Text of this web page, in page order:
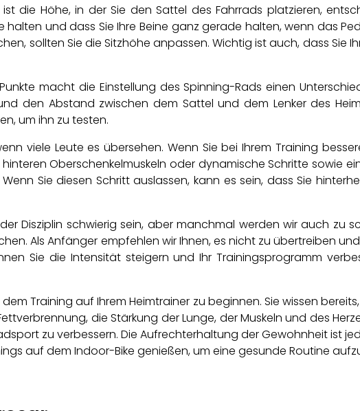
die Höhe, in der Sie den Sattel des Fahrrads platzieren,
halten und dass Sie Ihre Beine ganz gerade halten, wenn das
sollten Sie die Sitzhöhe anpassen. Wichtig ist auch, dass Sie
macht die Einstellung des Spinning-Rads einen
den Abstand zwischen dem Sattel und dem Lenker des
um ihn zu testen.
viele Leute es übersehen. Wenn Sie bei Ihrem Training
Oberschenkelmuskeln oder dynamische Schritte sowie
Sie diesen Schritt auslassen, kann es sein, dass Sie
Disziplin schwierig sein, aber manchmal werden wir auch
Als Anfänger empfehlen wir Ihnen, es nicht zu übertreiben
Sie die Intensität steigern und Ihr Trainingsprogramm
Training auf Ihrem Heimtrainer zu beginnen. Sie wissen
die Stärkung der Lunge, der Muskeln und des
zu verbessern. Die Aufrechterhaltung der Gewohnheit ist
auf dem Indoor-Bike genießen, um eine gesunde Routine